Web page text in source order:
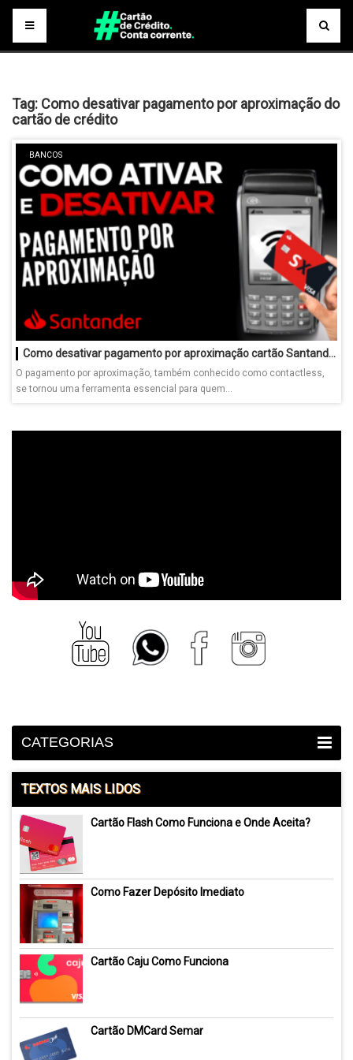
Tag: Como desativar pagamento por aproximação do
cartão de crédito
BANCOS
Como desativar pagamento por aproximação cartão Santander
O pagamento por aproximação, também conhecido como contactless,
se tornou uma ferramenta essencial para quem...
CATEGORIAS
TEXTOS MAIS LIDOS
Cartão Flash Como Funciona e Onde Aceita?
Como Fazer Depósito Imediato
Cartão Caju Como Funciona
Cartão DMCard Semar